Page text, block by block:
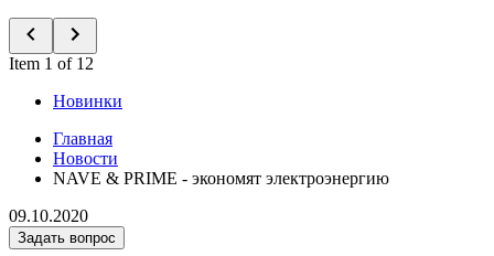
Item 1 of 12
Новинки
Главная
Новости
NAVE & PRIME - экономят электроэнергию
09.10.2020
Задать вопрос